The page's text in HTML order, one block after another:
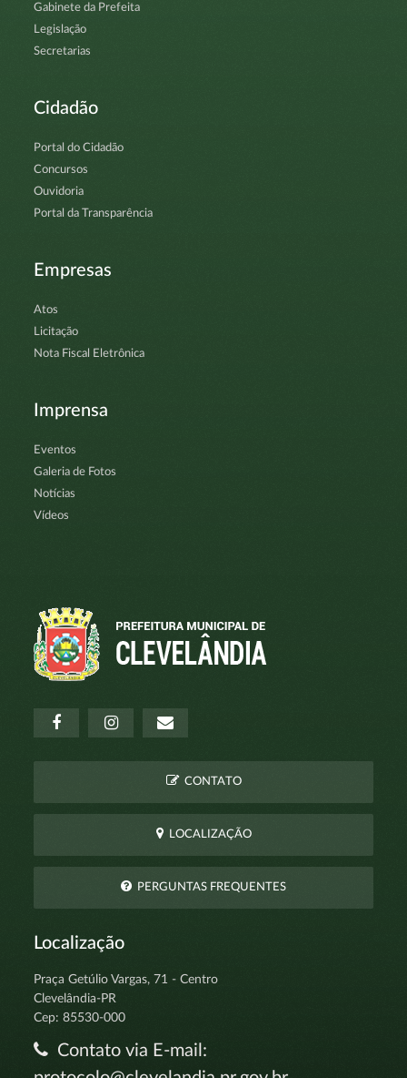
Gabinete da Prefeita
Legislação
Secretarias
Cidadão
Portal do Cidadão
Concursos
Ouvidoria
Portal da Transparência
Empresas
Atos
Licitação
Nota Fiscal Eletrônica
Imprensa
Eventos
Galeria de Fotos
Notícias
Vídeos
CONTATO
LOCALIZAÇÃO
PERGUNTAS FREQUENTES
Localização
Praça Getúlio Vargas, 71 - Centro
Clevelândia-PR
Cep: 85530-000
Contato via E-mail: